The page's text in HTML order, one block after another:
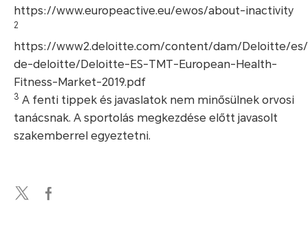
https://www.europeactive.eu/ewos/about-inactivity
2
https://www2.deloitte.com/content/dam/Deloitte/
de-deloitte/Deloitte-ES-TMT-European-Health-
Fitness-Market-2019.pdf
3 A fenti tippek és javaslatok nem minősülnek orvosi
tanácsnak. A sportolás megkezdése előtt javasolt
szakemberrel egyeztetni.